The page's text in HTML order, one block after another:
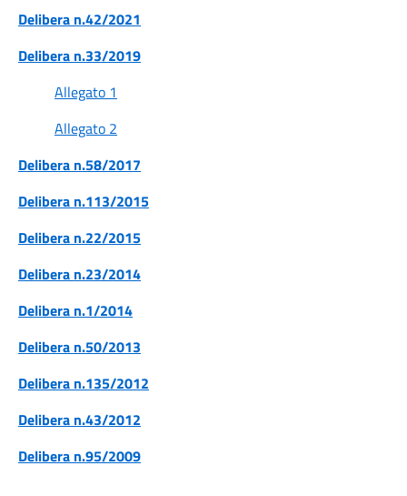
Delibera n.42/2021
Delibera n.33/2019
Allegato 1
Allegato 2
Delibera n.58/2017
Delibera n.113/2015
Delibera n.22/2015
Delibera n.23/2014
Delibera n.1/2014
Delibera n.50/2013
Delibera n.135/2012
Delibera n.43/2012
Delibera n.95/2009